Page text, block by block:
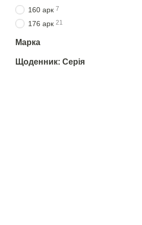
160 арк 7
176 арк 21
Марка
Щоденник: Серія